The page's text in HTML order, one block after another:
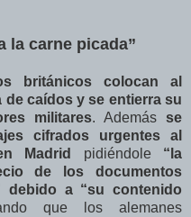
la carne picada”
británicos colocan al
caídos y se entierra su
militares. Además se
cifrados urgentes al
Madrid pidiéndole “la
de los documentos
debido a “su contenido
que los alemanes